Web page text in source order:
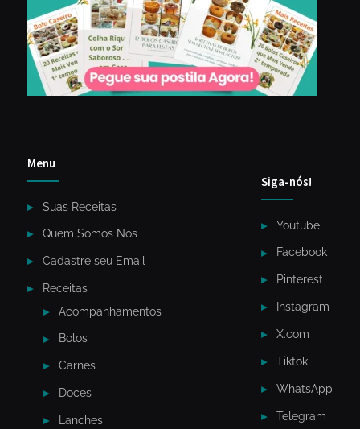
Menu
Suas Receitas
Quem Somos Nós
Cadastre seu Email
Receitas
Acompanhamentos
Bolos
Carnes
Doces
Lanches
Siga-nós!
Youtube
Facebook
Pinterest
Instagram
X.com
Tiktok
WhatsApp
Telegram